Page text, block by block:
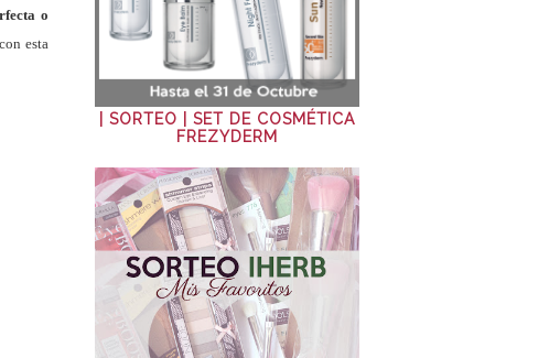
o
esta
| SORTEO | SET DE COSMÉTICA
FREZYDERM